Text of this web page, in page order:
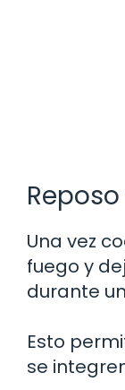
Una vez
fuego y
durante
Esto
se